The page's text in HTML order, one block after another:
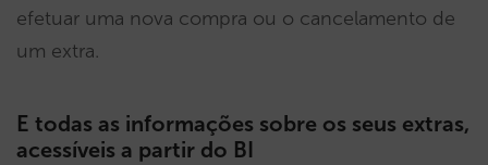
efetuar uma nova compra ou o cancelamento de
um extra.
E todas as informações sobre os seus extras,
acessíveis a partir do BI